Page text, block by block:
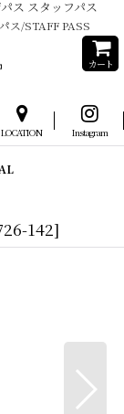
ス スタッフパス
ス/STAFF PASS
カート
LOCATION Instagram
142]